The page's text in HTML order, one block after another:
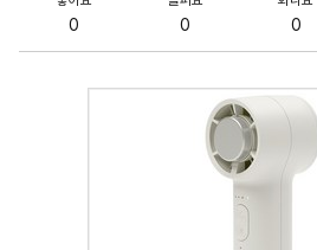
0 0 0